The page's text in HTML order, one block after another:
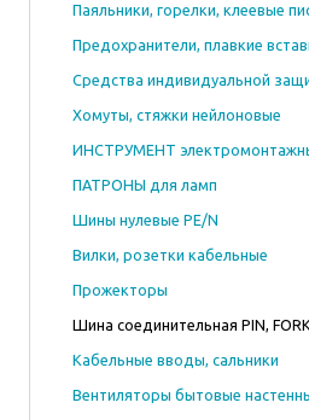
Паяльники, горелки, клеевые
Предохранители, плавкие
Средства индивидуальной
Хомуты, стяжки нейлоновые
ИНСТРУМЕНТ
ПАТРОНЫ для ламп
Шины нулевые PE/N
Вилки, розетки кабельные
Прожекторы
Шина соединительная PIN, FORK
Кабельные вводы, сальники
Вентиляторы бытовые